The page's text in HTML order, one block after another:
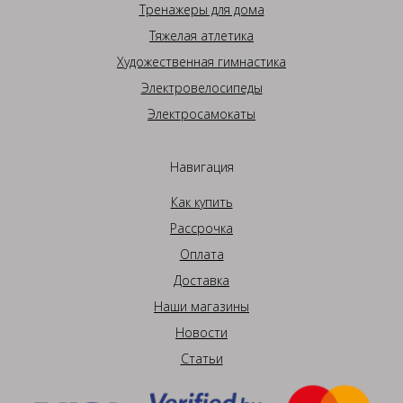
Тренажеры для дома
Тяжелая атлетика
Художественная гимнастика
Электровелосипеды
Электросамокаты
Навигация
Как купить
Рассрочка
Оплата
Доставка
Наши магазины
Новости
Статьи